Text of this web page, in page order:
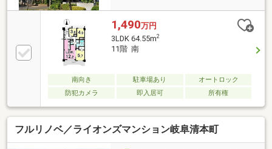
1,490万円
3LDK 64.55m2
11階 南
南向き 駐車場あり
オートロック
防犯カメラ
即入居可 所有権
フルリノベ／ライオンズマンション岐阜清本町